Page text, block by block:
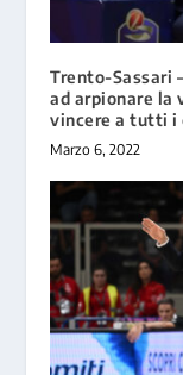
Trento-Sassari
ad arpionare la
vincere a tutti i
Marzo 6, 2022